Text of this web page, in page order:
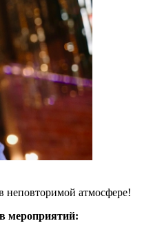
неповторимой атмосфере!
мероприятий: